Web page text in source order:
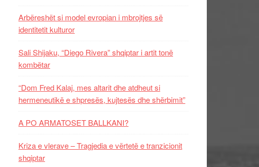
Arbëreshët si model evropian i mbrojtjes së
identitetit kulturor
Sali Shijaku, “Diego Rivera” shqiptar i artit tonë
kombëtar
“Dom Fred Kalaj, mes altarit dhe atdheut si
hermeneutikë e shpresës, kujtesës dhe shërbimit”
A PO ARMATOSET BALLKANI?
Kriza e vlerave – Tragjedia e vërtetë e tranzicionit
shqiptar